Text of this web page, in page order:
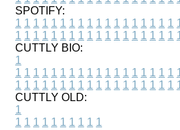
SPOTIFY:
1 1 1 1 1 1 1 1 1 1 1 1 1 1 1 1 1 1
1 1 1 1 1 1 1 1 1 1 1 1 1 1 1 1 1 1
CUTTLY BIO:
1
1 1 1 1 1 1 1 1 1 1 1 1 1 1 1 1 1 1
1 1 1 1 1 1 1 1 1 1 1 1 1 1 1 1 1 1
CUTTLY OLD:
1
1 1 1 1 1 1 1 1 1 1